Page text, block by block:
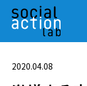
2020.04.08